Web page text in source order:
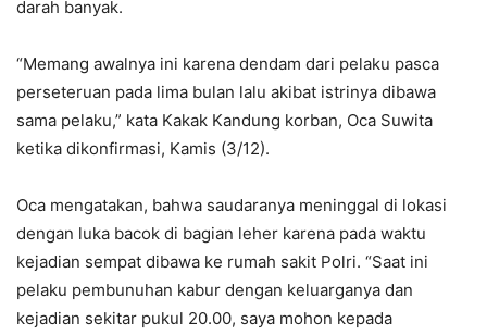
darah banyak.
“Memang awalnya ini karena dendam dari pelaku pasca
perseteruan pada lima bulan lalu akibat istrinya dibawa
sama pelaku,” kata Kakak Kandung korban, Oca Suwita
ketika dikonfirmasi, Kamis (3/12).
Oca mengatakan, bahwa saudaranya meninggal di lokasi
dengan luka bacok di bagian leher karena pada waktu
kejadian sempat dibawa ke rumah sakit Polri. “Saat ini
pelaku pembunuhan kabur dengan keluarganya dan
kejadian sekitar pukul 20.00, saya mohon kepada